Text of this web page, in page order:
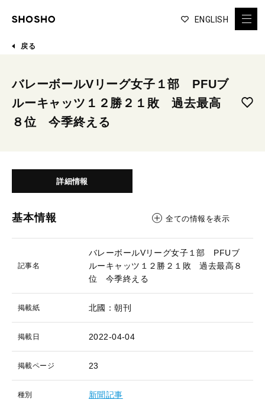
ENGLISH
戻る
バレーボールVリーグ女子１部 PFUブ
ルーキャッツ１２勝２１敗 過去最高
８位 今季終える
詳細情報
基本情報 全ての情報を表示
記事名
バレーボールVリーグ女子１部 PFUブ
ルーキャッツ１２勝２１敗 過去最高８
位 今季終える
掲載紙 北國：朝刊
掲載日 2022-04-04
掲載ページ 23
種別 新聞記事